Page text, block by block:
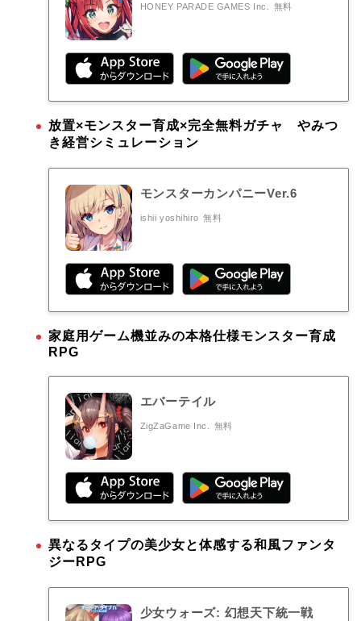
HONEY PARADE GAMES Inc. 無料
放置×モンスター育成×完全無料ガチャ やみつ
き経営シミュレーション
モンスターカンパニーVer.6
ishii yoshihiro 無料
家庭用ゲーム機並みの本格仕様モンスター育成
RPG
エバーテイル
ZigZaGame Inc. 無料
異なるタイプの美少女と体感する和風ファンタ
ジーRPG
少女ウォーズ: 幻想天下統一戦